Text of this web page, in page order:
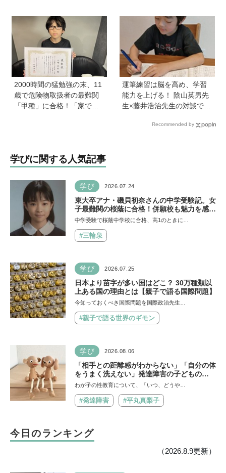
院で「学ぶ楽しさ」をずっ
と持ち続ける秘訣とは。親
も「楽しい」をバックアッ
プする方法も
永島瑠美先生に訊く》
2000時間の猛勉強の末、11
歳で危険物取扱者の最難関
「甲種」に合格！「家で両
運筆練習は脳を高め、学習
能力を上げる！ 陰山英男先
生×藤井浩治先生の対談でわ
のかん字運筆ドリル』は字
Recommended by
学びに関する人気記事
学び 2026.07.24
東大卒アナ・磯貝初奈さんの中学受験記。女
子最難関の桜蔭に合格！併願校も魅力を感じ
た渋渋に。母親の声かけは「睡眠が何より大
中学受験で桜蔭中学校に合格、高1のときに…
#三輪泉
学び 2026.07.25
日本より苗字が多い国はどこ？ 30万種類以
上ある国の理由とは【親子で語る国際問題】
今知っておくべき国際問題を国際政治先生…
#親子で語る世界のギモン
学び 2026.08.06
「相手との距離感がわからない」「自分の体
をうまく洗えない」発達障害の子どもの
「性」に関する困りごと・性教育のポイント
聞いた】
わが子の性教育について、「いつ、どうや…
#発達障害 #平丸真梨子
今日のランキング
（2026.8.9更新）